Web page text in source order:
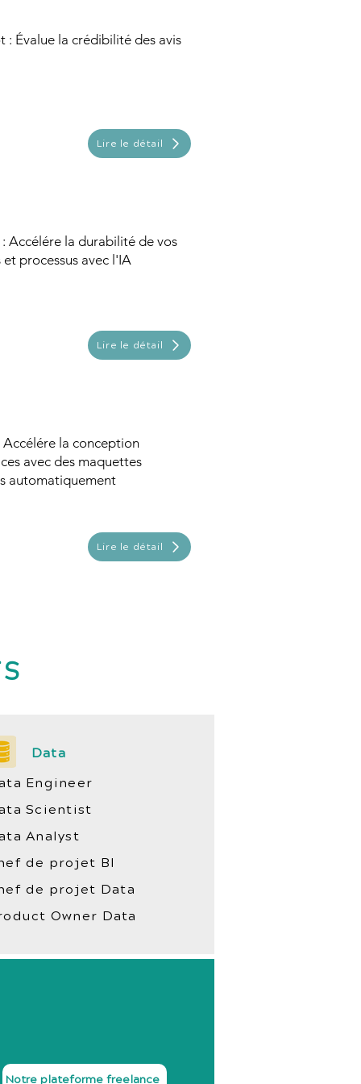
: Évalue la crédibilité des avis
Lire le détail
Accélére la durabilité de vos
processus avec l'IA
Lire le détail
Accélére la conception
avec des maquettes
automatiquement
Lire le détail
Data
Engineer
Scientist
Analyst
de projet BI
de projet Data
Owner Data
Notre plateforme freelance